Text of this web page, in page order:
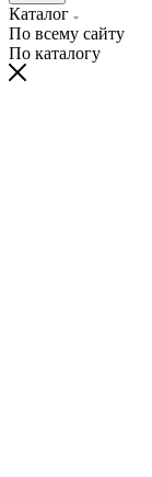
Каталог
По всему сайту
По каталогу